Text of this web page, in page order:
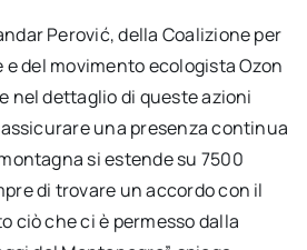
Perović, della Coalizione per
del movimento ecologista Ozon
nel dettaglio di queste azioni
una presenza continua
si estende su 7500
di trovare un accordo con il
ciò che ci è permesso dalla